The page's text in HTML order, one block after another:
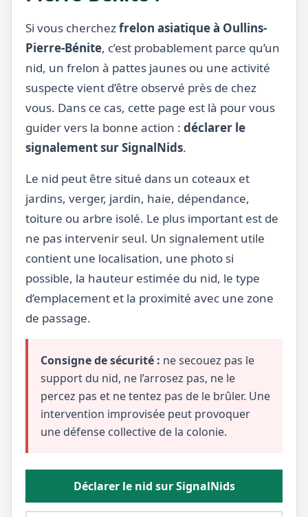
Si vous cherchezfrelon asiatique à Oullins-
Pierre-Bénite, c’est probablement parce qu’un
nid, un frelon à pattes jaunes ou une activité
suspecte vient d’être observé près de chez
vous. Dans ce cas, cette page est là pour vous
guider vers la bonne action : déclarer le
signalement sur SignalNids.
Le nid peut être situé dans un coteaux et
jardins, verger, jardin, haie, dépendance,
toiture ou arbre isolé. Le plus important est de
ne pas intervenir seul. Un signalement utile
contient une localisation, une photo si
possible, la hauteur estimée du nid, le type
d’emplacement et la proximité avec une zone
de passage.
Consigne de sécurité : ne secouez pas le
support du nid, ne l’arrosez pas, ne le
percez pas et ne tentez pas de le brûler. Une
intervention improvisée peut provoquer
une défense collective de la colonie.
Déclarer le nid sur SignalNids